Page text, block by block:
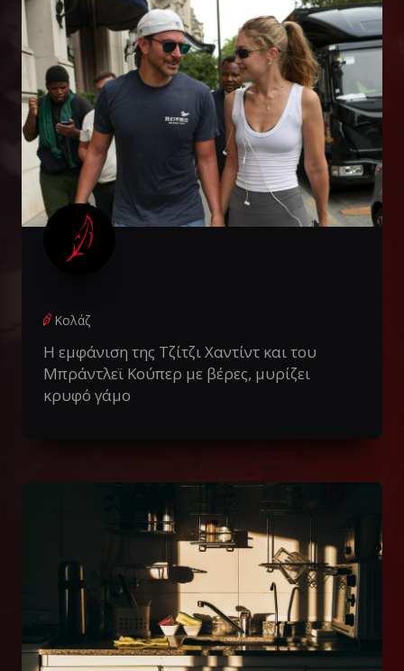
Κολάζ
Η εμφάνιση της Τζίτζι Χαντίντ και του
Μπράντλεϊ Κούπερ με βέρες, μυρίζει
κρυφό γάμο